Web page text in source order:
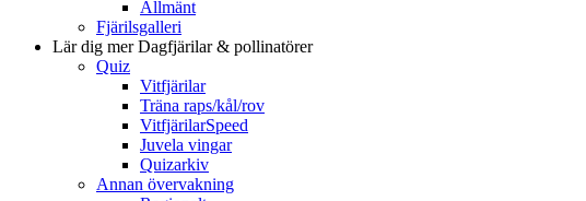
Allmänt
Fjärilsgalleri
Lär dig merDagfjärilar & pollinatörer
Quiz
Vitfjärilar
Träna raps/kål/rov
VitfjärilarSpeed
Juvela vingar
Quizarkiv
Annan övervakning